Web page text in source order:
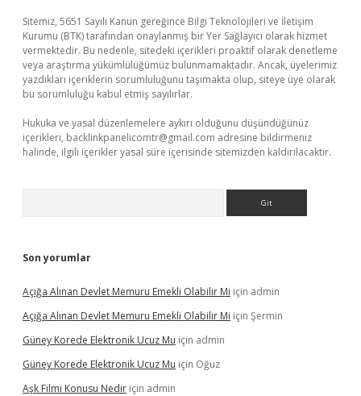
Sitemiz, 5651 Sayılı Kanun gereğince Bilgi Teknolojileri ve İletişim
Kurumu (BTK) tarafından onaylanmış bir Yer Sağlayıcı olarak hizmet
vermektedir. Bu nedenle, sitedeki içerikleri proaktif olarak denetleme
veya araştırma yükümlülüğümüz bulunmamaktadır. Ancak, üyelerimiz
yazdıkları içeriklerin sorumluluğunu taşımakta olup, siteye üye olarak
bu sorumluluğu kabul etmiş sayılırlar.
Hukuka ve yasal düzenlemelere aykırı olduğunu düşündüğünüz
içerikleri, backlinkpanelicomtr@gmail.com adresine bildirmeniz
halinde, ilgili içerikler yasal süre içerisinde sitemizden kaldırılacaktır.
Son yorumlar
Açığa Alınan Devlet Memuru Emekli Olabilir Mi için admin
Açığa Alınan Devlet Memuru Emekli Olabilir Mi için Şermin
Güney Korede Elektronik Ucuz Mu için admin
Güney Korede Elektronik Ucuz Mu için Oğuz
Aşk Filmi Konusu Nedir için admin